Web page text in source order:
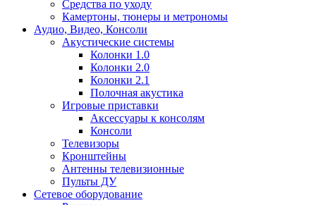
Средства по уходу
Камертоны, тюнеры и метрономы
Аудио, Видео, Консоли
Акустические системы
Колонки 1.0
Колонки 2.0
Колонки 2.1
Полочная акустика
Игровые приставки
Аксессуары к консолям
Консоли
Телевизоры
Кронштейны
Антенны телевизионные
Пульты ДУ
Сетевое оборудование